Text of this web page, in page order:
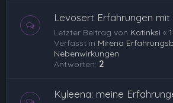
Levosert Erfahrungen
Letzter Beitrag von Katinksi «
Verfasst in Mirena
Nebenwirkungen
Antworten: 2
Kyleena: meine